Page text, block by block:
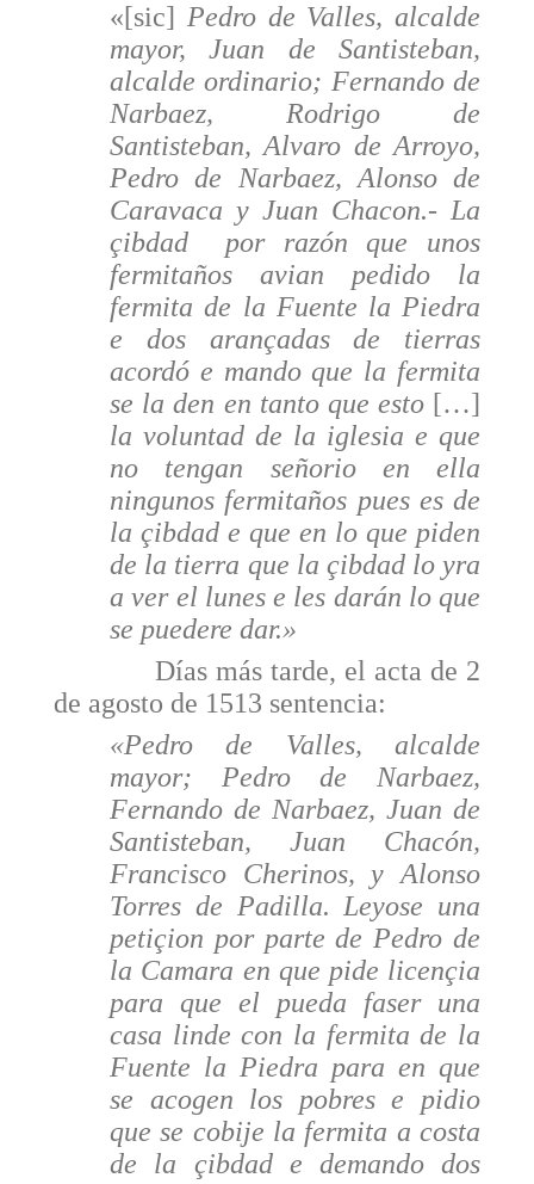
«[sic] Pedro de Valles, alcalde
mayor, Juan de Santisteban,
alcalde ordinario; Fernando de
Narbaez, Rodrigo de
Santisteban, Alvaro de Arroyo,
Pedro de Narbaez, Alonso de
Caravaca y Juan Chacon.- La
çibdad por razón que unos
fermitaños avian pedido la
fermita de la Fuente la Piedra
e dos arançadas de tierras
acordó e mando que la fermita
se la den en tanto que esto[…]
la voluntad de la iglesia e que
no tengan señorio en ella
ningunos fermitaños pues es de
la çibdad e que en lo que piden
de la tierra que la çibdad lo yra
a ver el lunes e les darán lo que
se puedere dar.»
Días más tarde, el acta de 2
de agosto de 1513 sentencia:
«Pedro de Valles, alcalde
mayor; Pedro de Narbaez,
Fernando de Narbaez, Juan de
Santis­teban, Juan Chacón,
Francisco Cherinos, y Alonso
Torres de Padilla. Leyose una
petiçion por parte de Pedro de
la Camara en que pide licençia
para que el pueda faser una
casa linde con la fermita de la
Fuente la Piedra para en que
se acogen los pobres e pidio
que se cobije la fermita a costa
de la çibdad e demando dos